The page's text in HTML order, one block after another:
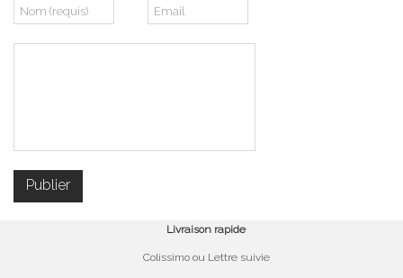
Livraison rapide
Colissimo ou Lettre suivie